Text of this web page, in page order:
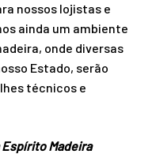
nossos lojistas e
ainda um ambiente
onde diversas
Estado, serão
técnicos e
Espírito Madeira